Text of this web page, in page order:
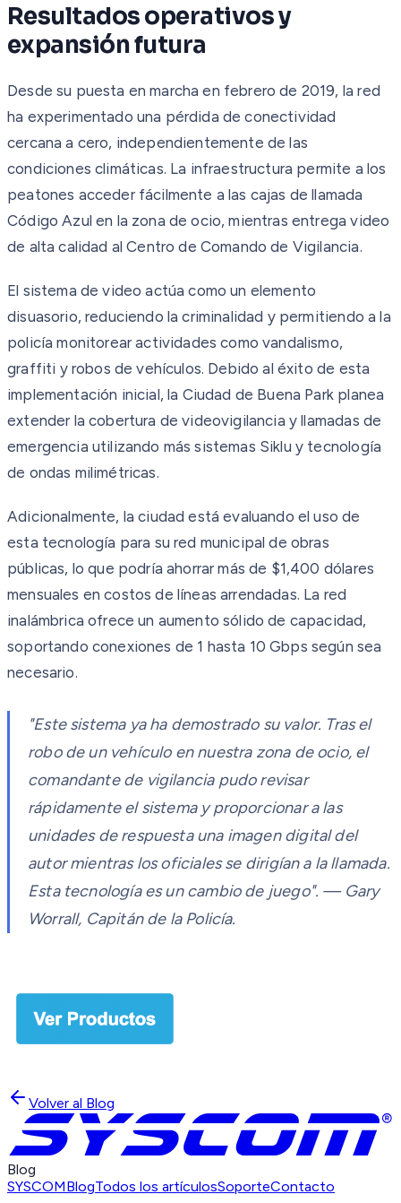
Resultados operativos y
expansión futura
Desde su puesta en marcha en febrero de 2019, la red
ha experimentado una pérdida de conectividad
cercana a cero, independientemente de las
condiciones climáticas. La infraestructura permite a los
peatones acceder fácilmente a las cajas de llamada
Código Azul en la zona de ocio, mientras entrega video
de alta calidad al Centro de Comando de Vigilancia.
El sistema de video actúa como un elemento
disuasorio, reduciendo la criminalidad y permitiendo a la
policía monitorear actividades como vandalismo,
graffiti y robos de vehículos. Debido al éxito de esta
implementación inicial, la Ciudad de Buena Park planea
extender la cobertura de videovigilancia y llamadas de
emergencia utilizando más sistemas Siklu y tecnología
de ondas milimétricas.
Adicionalmente, la ciudad está evaluando el uso de
esta tecnología para su red municipal de obras
públicas, lo que podría ahorrar más de $1,400 dólares
mensuales en costos de líneas arrendadas. La red
inalámbrica ofrece un aumento sólido de capacidad,
soportando conexiones de 1 hasta 10 Gbps según sea
necesario.
"Este sistema ya ha demostrado su valor. Tras el
robo de un vehículo en nuestra zona de ocio, el
comandante de vigilancia pudo revisar
rápidamente el sistema y proporcionar a las
unidades de respuesta una imagen digital del
autor mientras los oficiales se dirigían a la llamada.
Esta tecnología es un cambio de juego". — Gary
Worrall, Capitán de la Policía.
Volver al Blog
Blog
SYSCOMBlogTodos los artículosSoporteContacto